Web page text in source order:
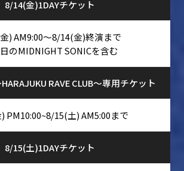
8/14(金)1DAYチケット
) AM9:00～8/14(金)終演まで
のMIDNIGHT SONICを含む
RAVE CLUB～専用チケット
PM10:00~8/15(土) AM5:00まで
8/15(土)1DAYチケット